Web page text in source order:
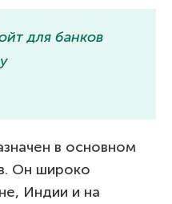
для банков
в основном
Он широко
Индии и на